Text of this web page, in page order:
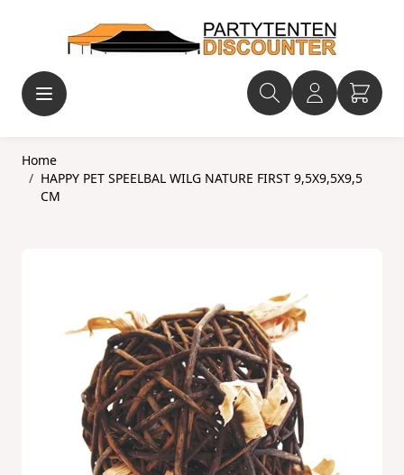
Home
/ HAPPY PET SPEELBAL WILG NATURE FIRST 9,5X9,5X9,5
CM